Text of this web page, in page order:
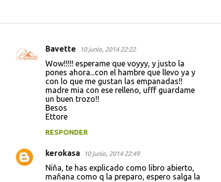
C
r
i
Bavette 10 junio, 2014 22:22
Wow!!!!! esperame que voyyy, y justo la
pones ahora...con el hambre que llevo ya y
con lo que me gustan las empanadas!!
madre mia con ese relleno, ufff guardame
un buen trozo!!
Besos
Ettore
RESPONDER
kerokasa 10 junio, 2014 22:49
Niña, te has explicado como libro abierto,
mañana como q la preparo, espero salga la